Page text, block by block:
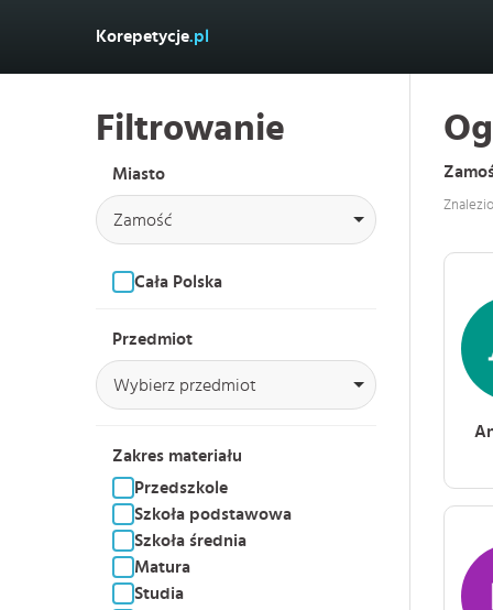
Korepetycje.pl
Filtrowanie
Miasto
Zamość
Cała Polska
Przedmiot
Wybierz przedmiot
Zakres materiału
Przedszkole
Szkoła podstawowa
Szkoła średnia
Matura
Studia